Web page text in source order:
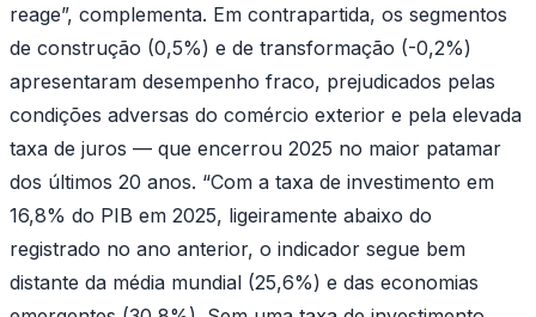
reage”, complementa. Em contrapartida, os segmentos
de construção (0,5%) e de transformação (-0,2%)
apresentaram desempenho fraco, prejudicados pelas
condições adversas do comércio exterior e pela elevada
taxa de juros — que encerrou 2025 no maior patamar
dos últimos 20 anos. “Com a taxa de investimento em
16,8% do PIB em 2025, ligeiramente abaixo do
registrado no ano anterior, o indicador segue bem
distante da média mundial (25,6%) e das economias